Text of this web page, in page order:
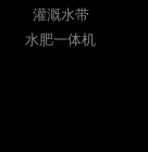
灌溉水带
水肥一体机